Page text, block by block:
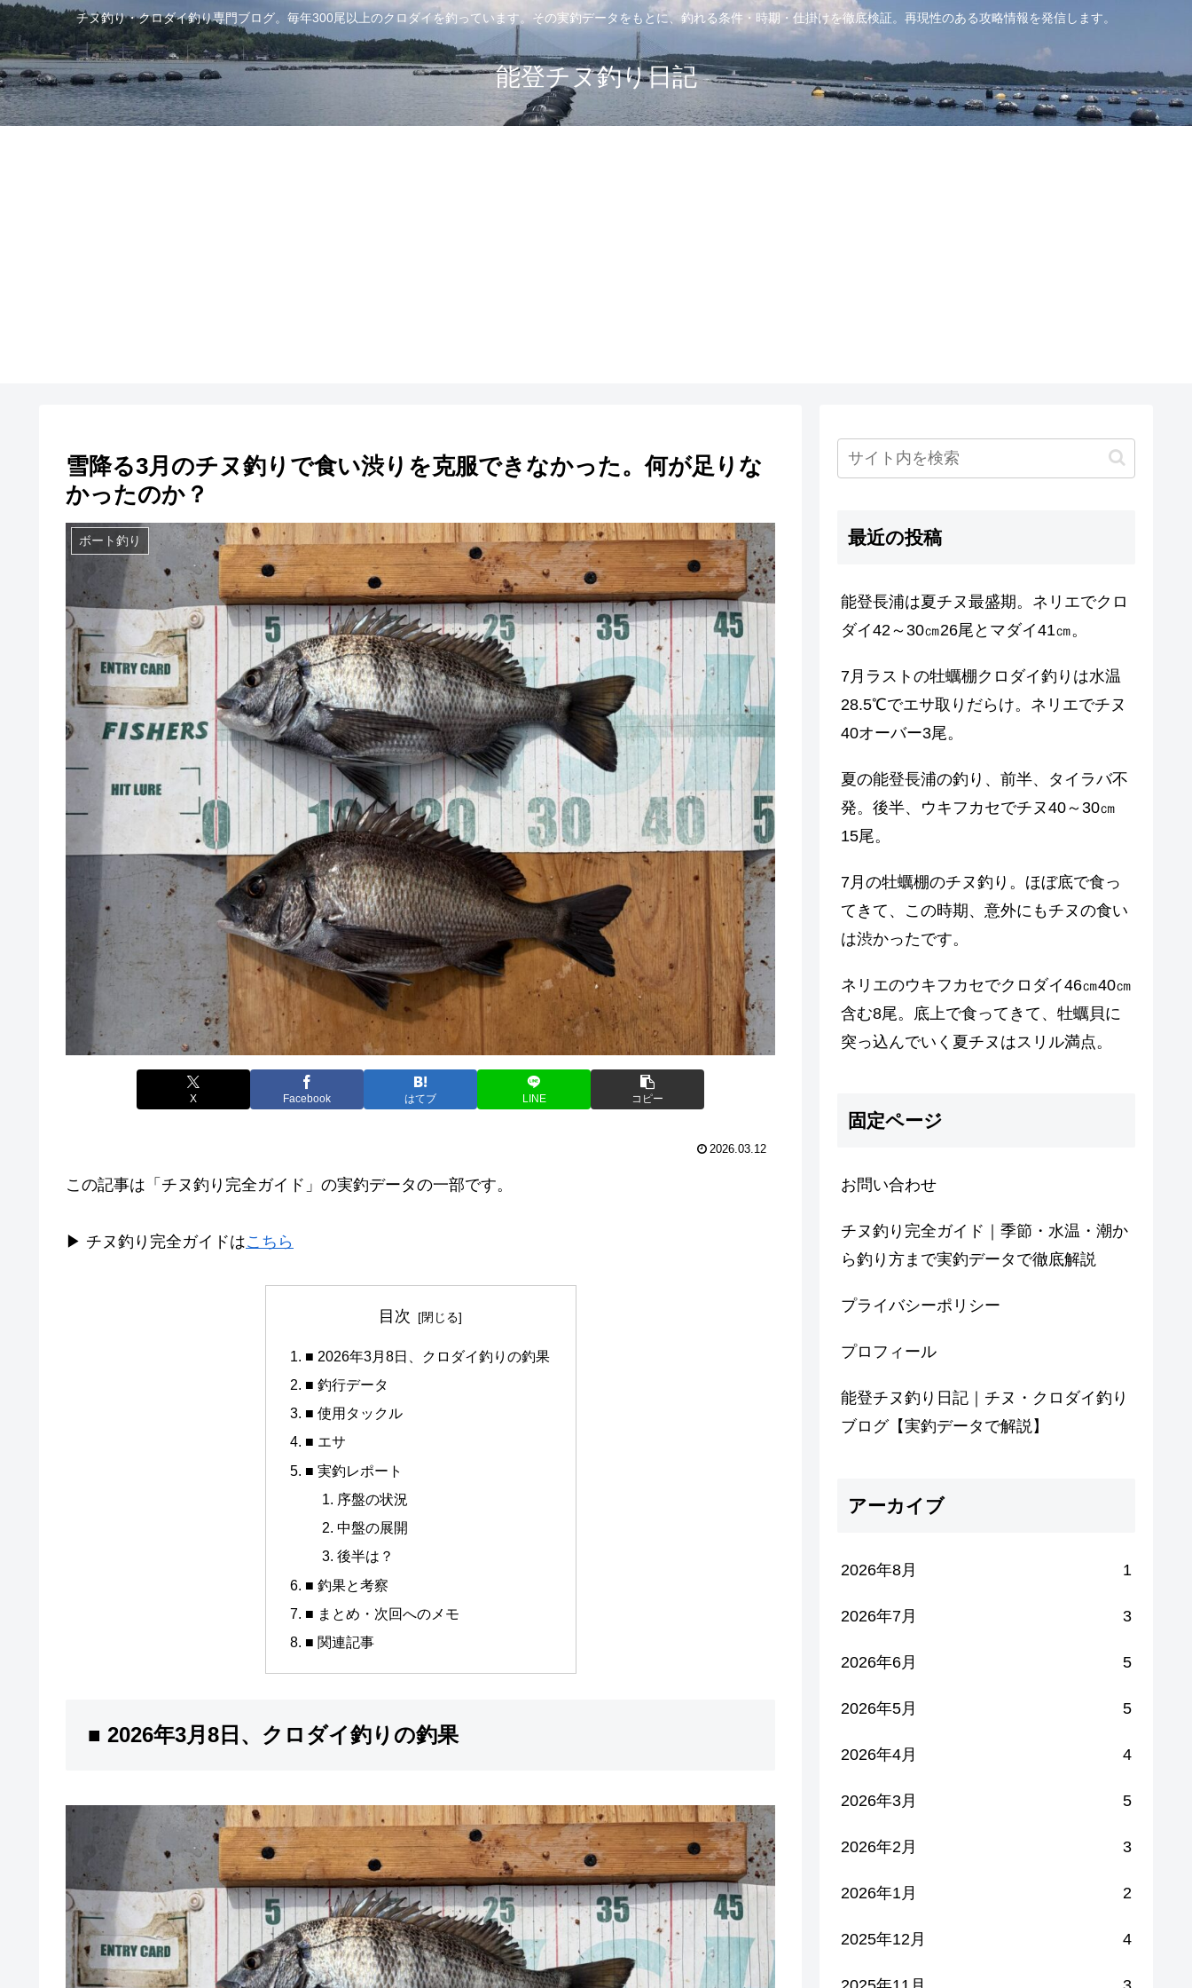
チヌ釣り・クロダイ釣り専門ブログ。毎年300尾以上のクロダイを釣っています。その実釣データをもとに、釣れる条件・時期・仕掛けを徹底検証。再現性のある攻略情報を発信します。
能登チヌ釣り日記
雪降る3月のチヌ釣りで食い渋りを克服できなかった。何が足りな
かったのか？
ボート釣り
X Facebook はてブ LINE コピー
2026.03.12
この記事は「チヌ釣り完全ガイド」の実釣データの一部です。
▶ チヌ釣り完全ガイドはこちら
目次
■ 2026年3月8日、クロダイ釣りの釣果
■ 釣行データ
■ 使用タックル
■ エサ
■ 実釣レポート
序盤の状況
中盤の展開
後半は？
■ 釣果と考察
■ まとめ・次回へのメモ
■ 関連記事
■ 2026年3月8日、クロダイ釣りの釣果
最近の投稿
能登長浦は夏チヌ最盛期。ネリエでクロ
ダイ42～30㎝26尾とマダイ41㎝。
7月ラストの牡蠣棚クロダイ釣りは水温
28.5℃でエサ取りだらけ。ネリエでチヌ
40オーバー3尾。
夏の能登長浦の釣り、前半、タイラバ不
発。後半、ウキフカセでチヌ40～30㎝
15尾。
7月の牡蠣棚のチヌ釣り。ほぼ底で食っ
てきて、この時期、意外にもチヌの食い
は渋かったです。
ネリエのウキフカセでクロダイ46㎝40㎝
含む8尾。底上で食ってきて、牡蠣貝に
突っ込んでいく夏チヌはスリル満点。
固定ページ
お問い合わせ
チヌ釣り完全ガイド｜季節・水温・潮か
ら釣り方まで実釣データで徹底解説
プライバシーポリシー
プロフィール
能登チヌ釣り日記｜チヌ・クロダイ釣り
ブログ【実釣データで解説】
アーカイブ
2026年8月 1
2026年7月 3
2026年6月 5
2026年5月 5
2026年4月 4
2026年3月 5
2026年2月 3
2026年1月 2
2025年12月 4